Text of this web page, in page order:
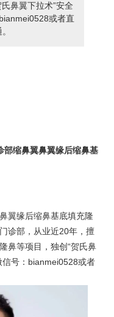
鼻翼下拉术”安全
或者直
部缩鼻翼鼻翼缘后缩鼻基
翼缘后缩鼻基底填充隆
诊部，从业近20年，擅
鼻等项目，独创“贺氏鼻
信号：bianmei0528或者